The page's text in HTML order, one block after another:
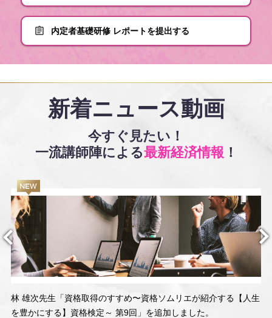
内定者基礎研修 レポートを提出する
新着ニュース動画
今すぐ見たい！
一流講師陣による最新経済情報 ！
林 雄次先生「資格取得のすすめ〜資格ソムリエが紹介する【人生
を豊かにする】資格検定～ 第9回」を追加しました。